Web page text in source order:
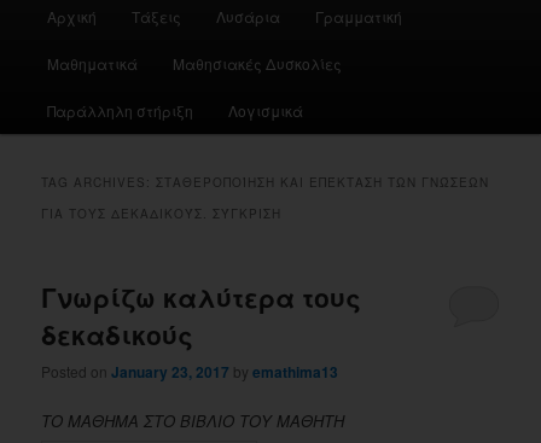
Αρχική Τάξεις Λυσάρια Γραμματική
Μαθηματικά Μαθησιακές Δυσκολίες
Παράλληλη στήριξη Λογισμικά
TAG ARCHIVES: ΣΤΑΘΕΡΟΠΟΊΗΣΗ ΚΑΙ ΕΠΈΚΤΑΣΗ ΤΩΝ ΓΝΏΣΕΩΝ
ΓΙΑ ΤΟΥΣ ΔΕΚΑΔΙΚΟΎΣ. ΣΎΓΚΡΙΣΗ
Γνωρίζω καλύτερα τους
δεκαδικούς
Posted onJanuary 23, 2017 byemathima13
ΤΟ ΜΑΘΗΜΑ ΣΤΟ ΒΙΒΛΙΟ ΤΟΥ ΜΑΘΗΤΗ